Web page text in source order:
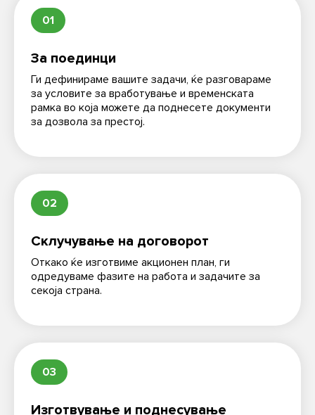
01
За поединци
Ги дефинираме вашите задачи, ќе разговараме
за условите за вработување и временската
рамка во која можете да поднесете документи
за дозвола за престој.
02
Склучување на договорот
Откако ќе изготвиме акционен план, ги
одредуваме фазите на работа и задачите за
секоја страна.
03
Изготвување и поднесување